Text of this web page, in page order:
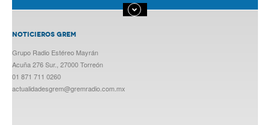
NOTICIEROS GREM
Grupo Radio Estéreo Mayrán
Acuña 276 Sur., 27000 Torreón
01 871 711 0260
actualidadesgrem@gremradio.com.mx